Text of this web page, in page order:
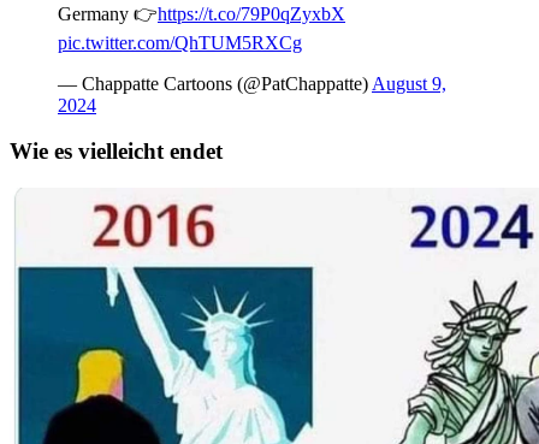
Germany 👉https://t.co/79P0qZyxbX
pic.twitter.com/QhTUM5RXCg
— Chappatte Cartoons (@PatChappatte) August 9,
2024
Wie es vielleicht endet